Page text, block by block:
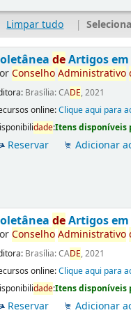
Limpar tudo |
deArtigos em
ConselhoAdministrativo
Brasília: CADE, 2021
online:Clique aqui para
dade:Itens disponíveis
Reservar Adicionar
deArtigos em
ConselhoAdministrativo
Brasília: CADE, 2021
online:Clique aqui para
dade:Itens disponíveis
Reservar Adicionar